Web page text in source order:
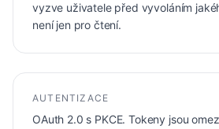
vyzve uživatele před vyvoláním
není jen pro čtení.
AUTENTIZACE
OAuth 2.0 s PKCE. Tokeny jsou